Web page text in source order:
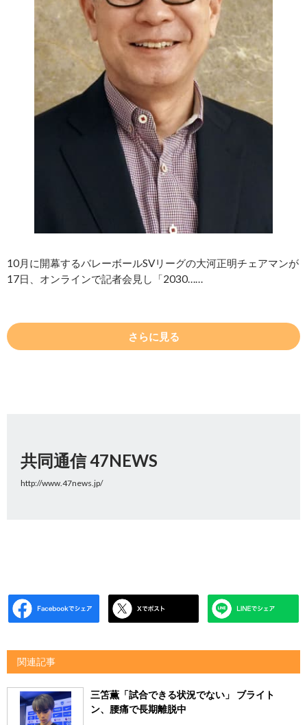
10月に開幕するバレーボールSVリーグの大河正明チェアマンが
17日、オンラインで記者会見し「2030……
さらに見る
共同通信 47NEWS
http://www.47news.jp/
関連記事
三笘薫「試合できる状況でない」 ブライト
ン、腰痛で長期離脱中